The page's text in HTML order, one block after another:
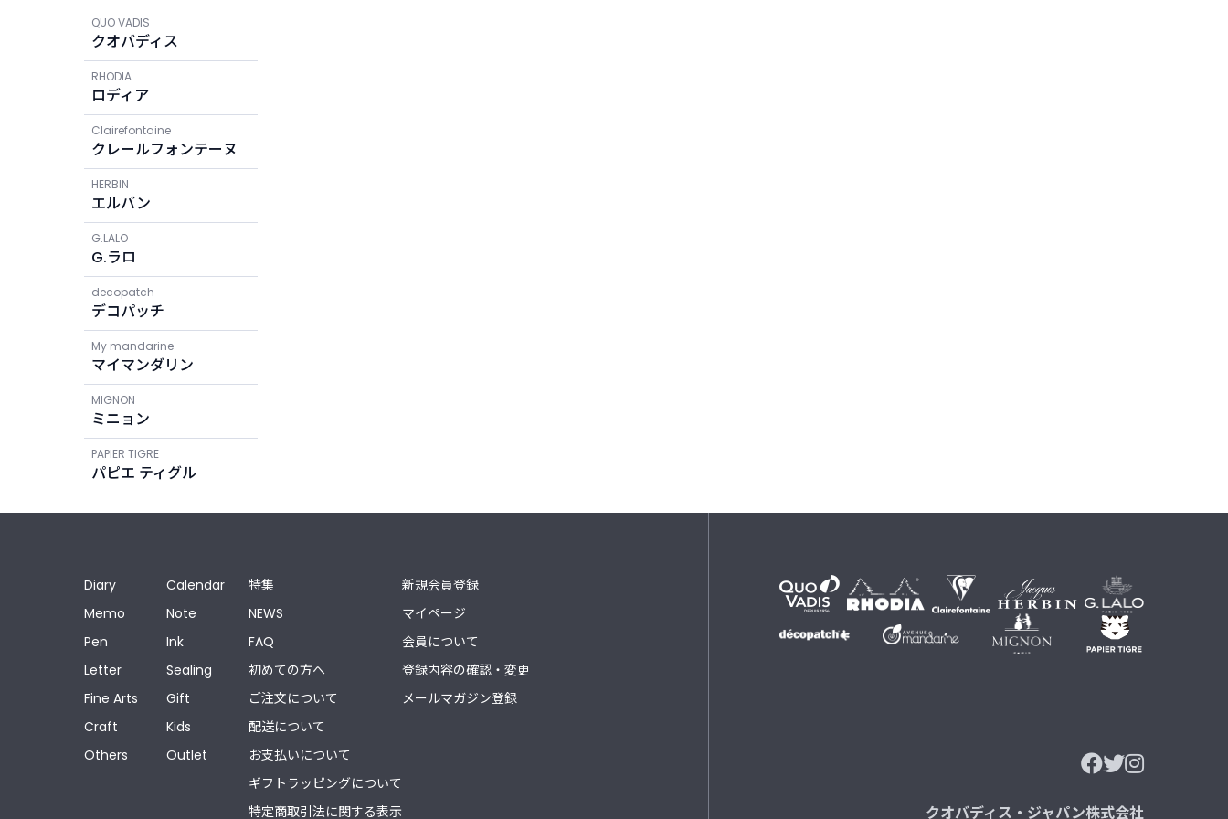
QUO VADIS
クオバディス
RHODIA
ロディア
Clairefontaine
クレールフォンテーヌ
HERBIN
エルバン
G.LALO
G.ラロ
decopatch
デコパッチ
My mandarine
マイマンダリン
MIGNON
ミニョン
PAPIER TIGRE
パピエ ティグル
Diary
Calendar
Memo
Note
Pen
Ink
Letter
Sealing
Fine Arts
Gift
Craft
Kids
Others
Outlet
特集
NEWS
FAQ
初めての方へ
ご注文について
配送について
お支払いについて
ギフトラッピングについて
特定商取引法に関する表示
新規会員登録
マイページ
会員について
登録内容の確認・変更
メールマガジン登録
クオバディス・ジャパン株式会社